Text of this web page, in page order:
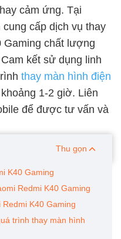
cảm ứng. Tại
cung cấp dịch vụ thay
Gaming chất lượng
kết sử dụng linh
thay màn hình điện
1-2 giờ. Liên
để được tư vấn và
Thu gọn
K40 Gaming
Redmi K40 Gaming
K40 Gaming
trình thay màn hình